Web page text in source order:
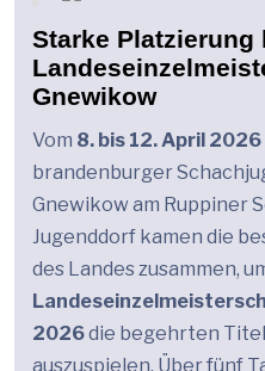
Starke Platzierung
Gnewikow
Vom 8. bis 12. April 2026
brandenburger
Gnewikow am Ruppiner
Jugenddorf kamen die
des Landes zusammen,
2026die begehrten
auszuspielen. Über fünf